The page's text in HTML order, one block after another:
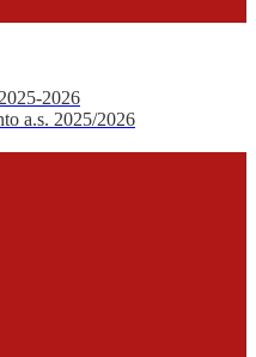
2026
a.s. 2025/2026